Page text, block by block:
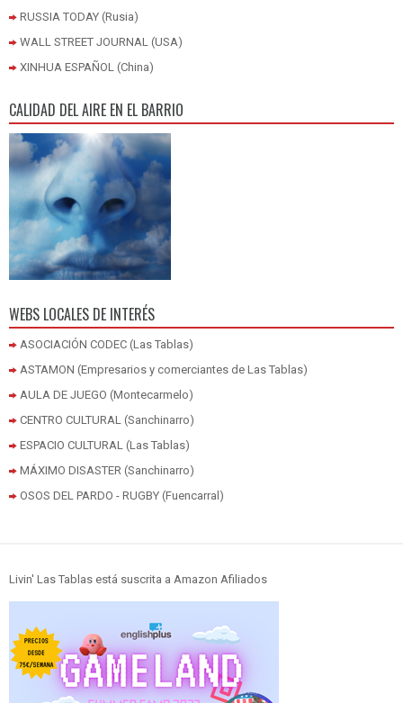
RUSSIA TODAY (Rusia)
WALL STREET JOURNAL (USA)
XINHUA ESPAÑOL (China)
CALIDAD DEL AIRE EN EL BARRIO
WEBS LOCALES DE INTERÉS
ASOCIACIÓN CODEC (Las Tablas)
ASTAMON (Empresarios y comerciantes de Las Tablas)
AULA DE JUEGO (Montecarmelo)
CENTRO CULTURAL (Sanchinarro)
ESPACIO CULTURAL (Las Tablas)
MÁXIMO DISASTER (Sanchinarro)
OSOS DEL PARDO - RUGBY (Fuencarral)
Livin' Las Tablas está suscrita a Amazon Afiliados